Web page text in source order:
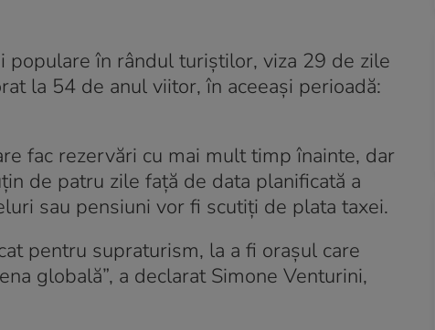
populare în rândul turiştilor, viza 29 de zile
la 54 de anul viitor, în aceeaşi perioadă:
fac rezervări cu mai mult timp înainte, dar
de patru zile faţă de data planificată a
sau pensiuni vor fi scutiţi de plata taxei.
pentru supraturism, la a fi oraşul care
globală”, a declarat Simone Venturini,